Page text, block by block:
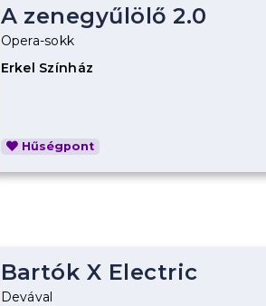
A zenegyűlölő 2.0
Opera-sokk
Erkel Színház
Hűségpont
Bartók X Electric
Devával